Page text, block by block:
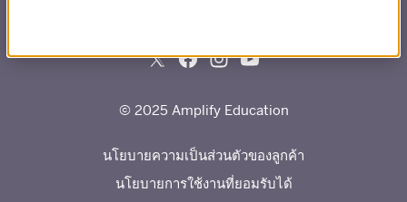
© 2025 Amplify Education
นโยบายความเป็นส่วนตัวของลูกค้า
นโยบายการใช้งานที่ยอมรับได้